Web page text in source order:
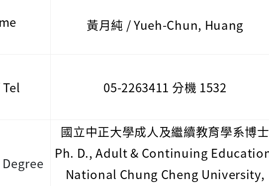
黃月純 / Yueh-Chun, Huang
05-2263411 分機 1532
國立中正大學成人及繼續教育學系博士
Ph. D., Adult & Continuing
National Chung Cheng University,